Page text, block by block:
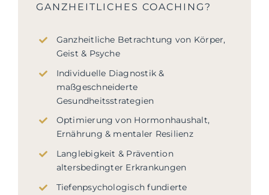
GANZHEITLICHES COACHING?
Ganzheitliche Betrachtung von Körper,
Geist & Psyche
Individuelle Diagnostik &
maßgeschneiderte
Gesundheitsstrategien
Optimierung von Hormonhaushalt,
Ernährung & mentaler Resilienz
Langlebigkeit & Prävention
altersbedingter Erkrankungen
Tiefenpsychologisch fundierte